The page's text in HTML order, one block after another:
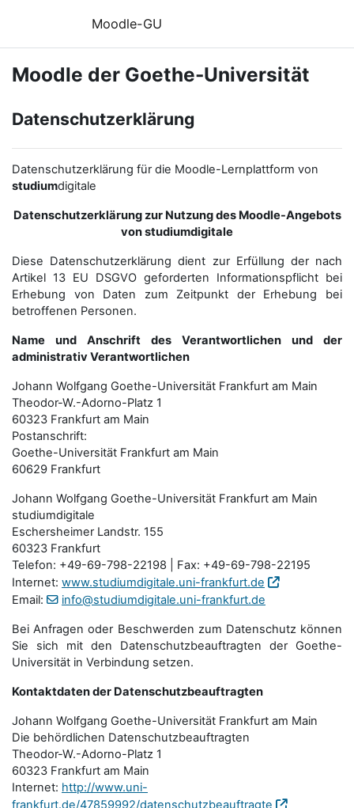
Moodle-GU
Moodle der Goethe-Universität
Datenschutzerklärung
Datenschutzerklärung für die Moodle-Lernplattform von
studiumdigitale
Datenschutzerklärung zur Nutzung des Moodle-Angebots
von studiumdigitale
Diese Datenschutzerklärung dient zur Erfüllung der nach
Artikel 13 EU DSGVO geforderten Informationspflicht bei
Erhebung von Daten zum Zeitpunkt der Erhebung bei
betroffenen Personen.
Name und Anschrift des Verantwortlichen und der
administrativ Verantwortlichen
Johann Wolfgang Goethe-Universität Frankfurt am Main
Theodor-W.-Adorno-Platz 1
60323 Frankfurt am Main
Postanschrift:
Goethe-Universität Frankfurt am Main
60629 Frankfurt
Johann Wolfgang Goethe-Universität Frankfurt am Main
studiumdigitale
Eschersheimer Landstr. 155
60323 Frankfurt
Telefon: +49-69-798-22198 | Fax: +49-69-798-22195
Internet: www.studiumdigitale.uni-frankfurt.de
Email:
info@studiumdigitale.uni-frankfurt.de
Bei Anfragen oder Beschwerden zum Datenschutz können
Sie sich mit den Datenschutz­beauftragten der Goethe-
Universität in Verbindung setzen.
Kontaktdaten der Datenschutzbeauftragten
Johann Wolfgang Goethe-Universität Frankfurt am Main
Die behördlichen Datenschutzbeauftragten
Theodor-W.-Adorno-Platz 1
60323 Frankfurt am Main
Internet: http://www.uni-
frankfurt.de/47859992/datenschutzbeauftragte